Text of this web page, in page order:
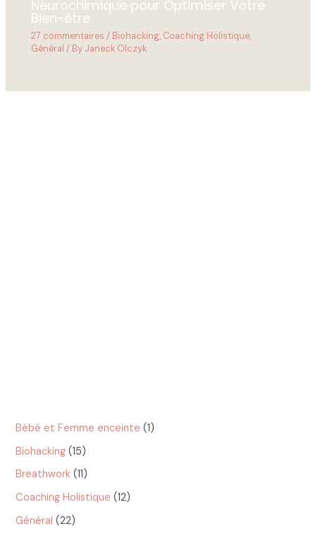
Neurochimique pour Optimiser Votre
Bien-être
27 commentaires / Biohacking, Coaching Holistique,
Général / By Janeck Olczyk
Bébé et Femme enceinte (1)
Biohacking (15)
Breathwork (11)
Coaching Holistique (12)
Général (22)